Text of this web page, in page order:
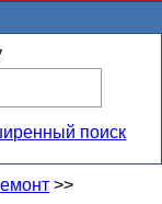
поиск
>>